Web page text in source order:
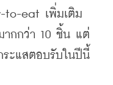
to-eat เพิ่มเติม
ากกว่า 10 ชิ้น แต่
ระแสตอบรับในปีนี้